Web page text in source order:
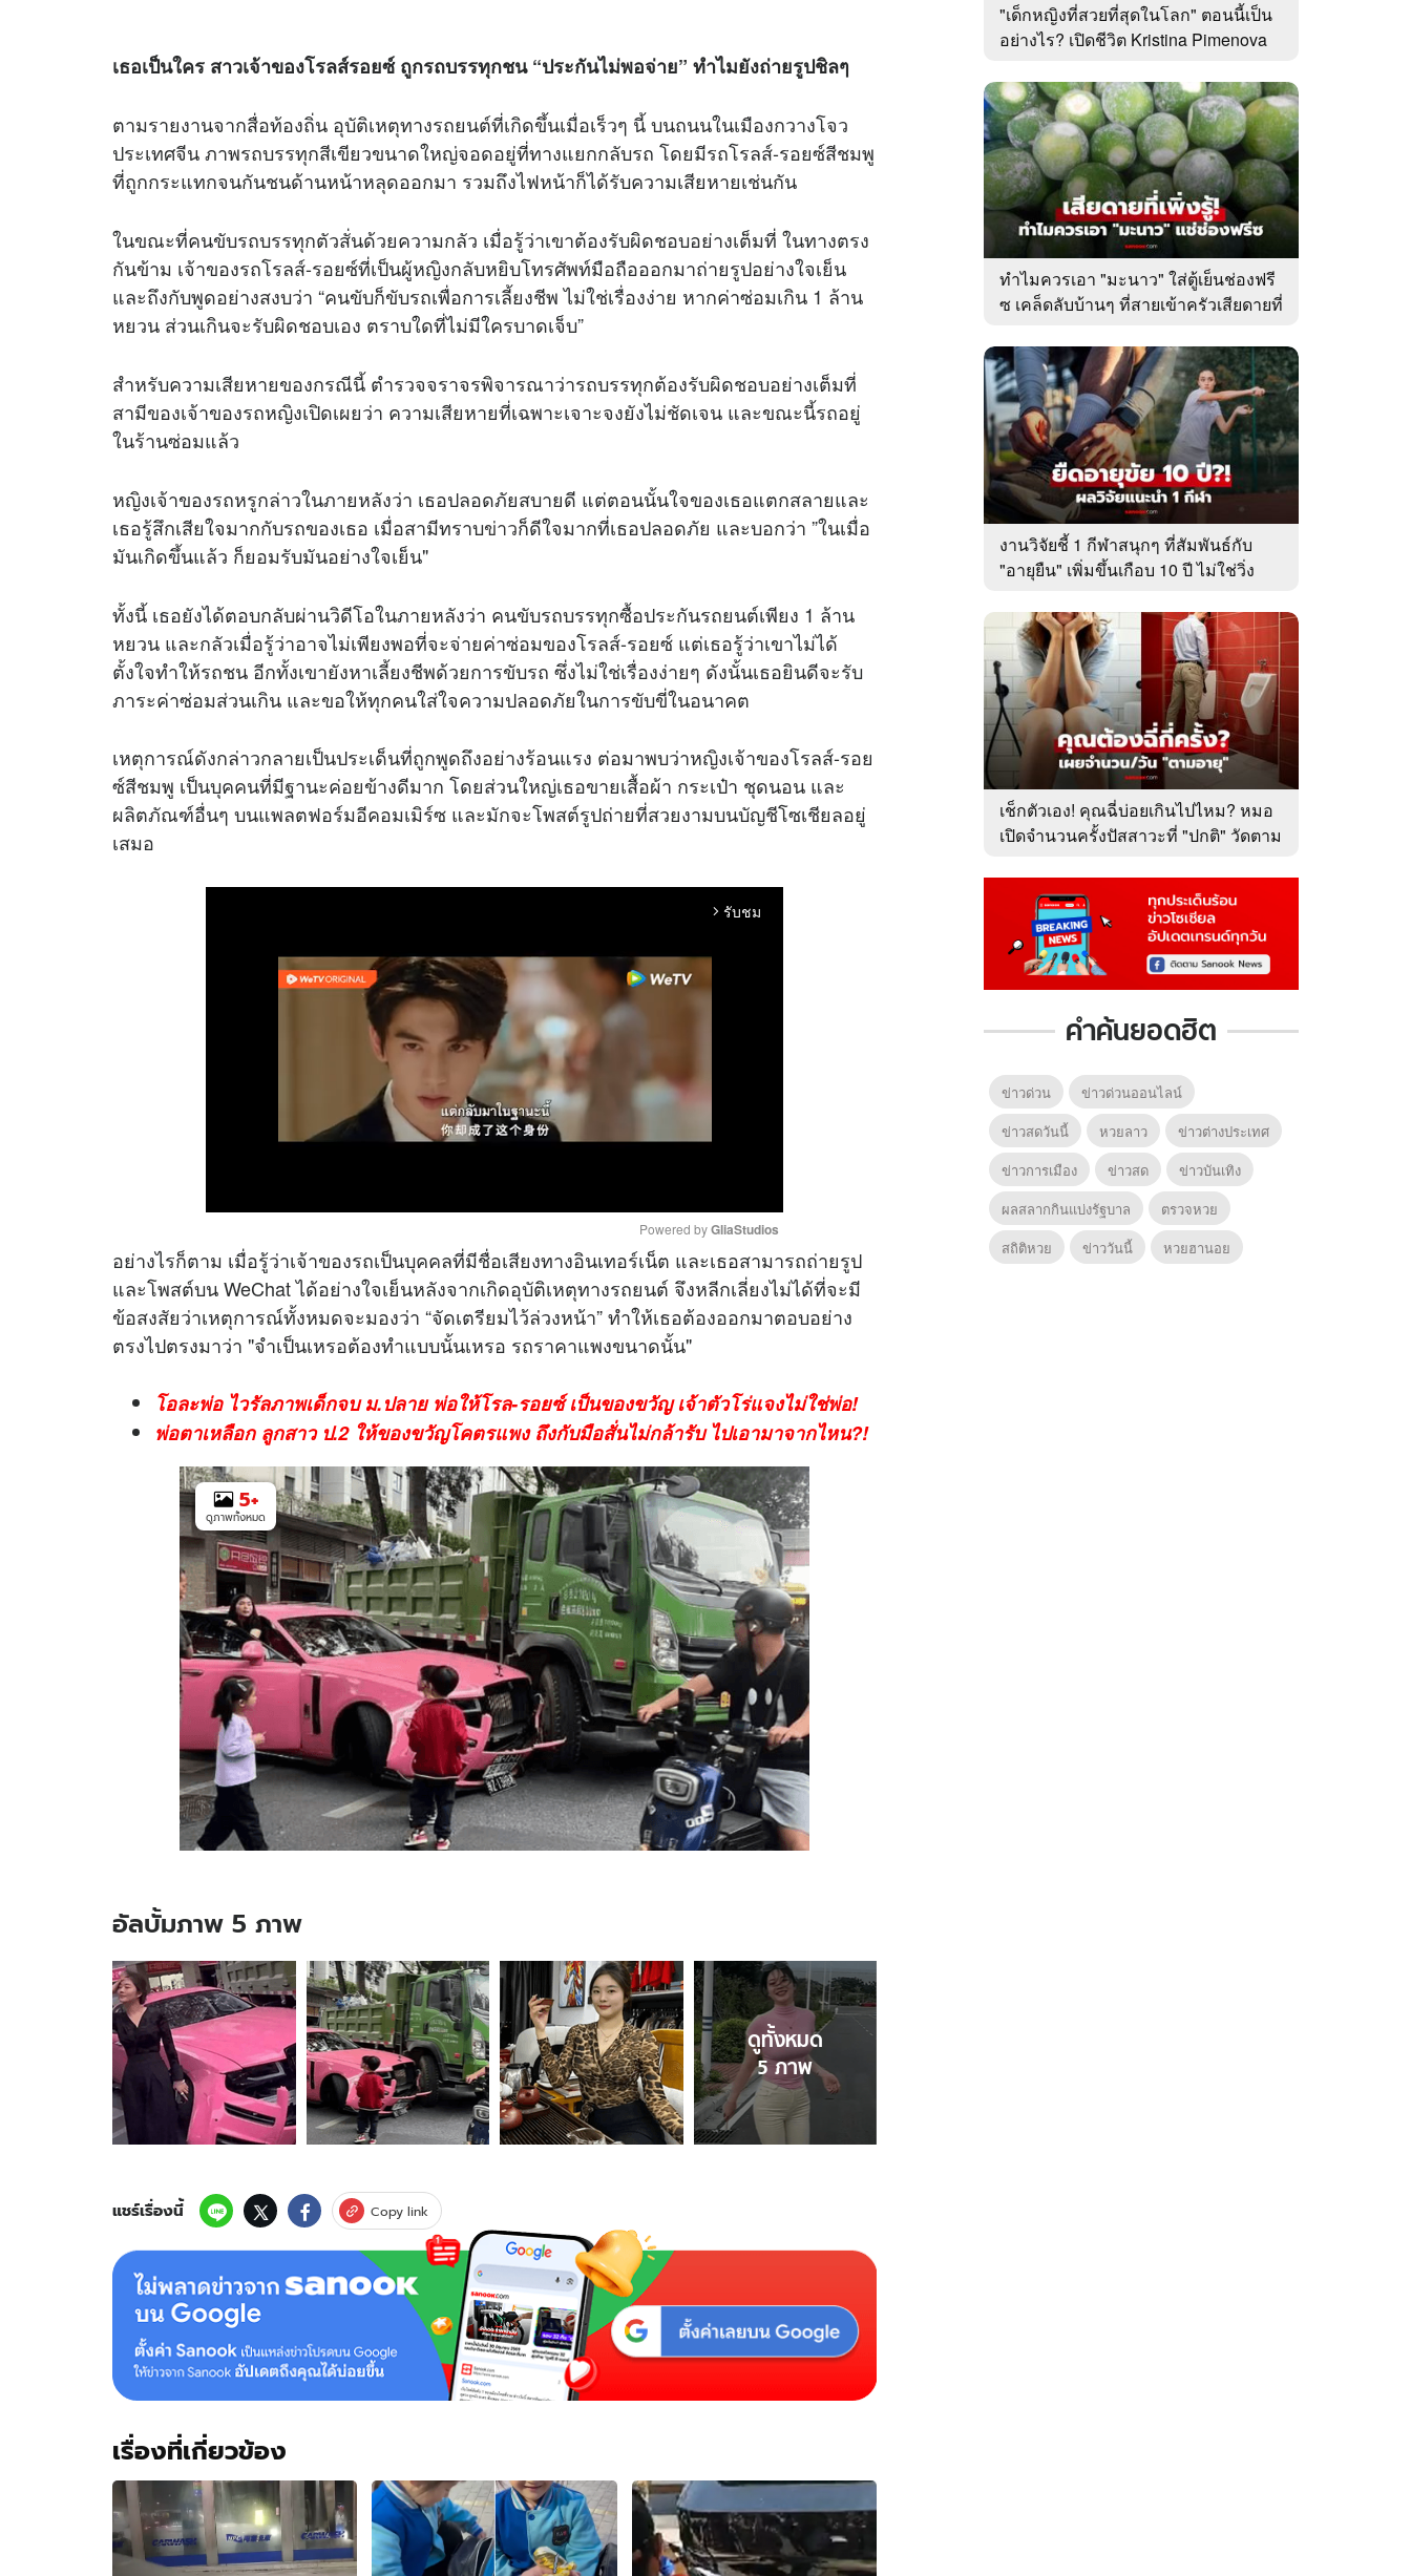
เธอเป็นใคร สาวเจ้าของโรลส์รอยซ์ ถูกรถบรรทุกชน “ประกันไม่พอจ่าย” ทำไมยังถ่ายรูปชิลๆ
ตามรายงานจากสื่อท้องถิ่น อุบัติเหตุทางรถยนต์ที่เกิดขึ้นเมื่อเร็วๆ นี้ บนถนนในเมืองกวางโจว
ประเทศจีน ภาพรถบรรทุกสีเขียวขนาดใหญ่จอดอยู่ที่ทางแยกกลับรถ โดยมีรถโรลส์-รอยซ์สีชมพู
ที่ถูกกระแทกจนกันชนด้านหน้าหลุดออกมา รวมถึงไฟหน้าก็ได้รับความเสียหายเช่นกัน
ในขณะที่คนขับรถบรรทุกตัวสั่นด้วยความกลัว เมื่อรู้ว่าเขาต้องรับผิดชอบอย่างเต็มที่ ในทางตรง
กันข้าม เจ้าของรถโรลส์-รอยซ์ที่เป็นผู้หญิงกลับหยิบโทรศัพท์มือถือออกมาถ่ายรูปอย่างใจเย็น
และถึงกับพูดอย่างสงบว่า “คนขับก็ขับรถเพื่อการเลี้ยงชีพ ไม่ใช่เรื่องง่าย หากค่าซ่อมเกิน 1 ล้าน
หยวน ส่วนเกินจะรับผิดชอบเอง ตราบใดที่ไม่มีใครบาดเจ็บ”
สำหรับความเสียหายของกรณีนี้ ตำรวจจราจรพิจารณาว่ารถบรรทุกต้องรับผิดชอบอย่างเต็มที่
สามีของเจ้าของรถหญิงเปิดเผยว่า ความเสียหายที่เฉพาะเจาะจงยังไม่ชัดเจน และขณะนี้รถอยู่
ในร้านซ่อมแล้ว
หญิงเจ้าของรถหรูกล่าวในภายหลังว่า เธอปลอดภัยสบายดี แต่ตอนนั้นใจของเธอแตกสลายและ
เธอรู้สึกเสียใจมากกับรถของเธอ เมื่อสามีทราบข่าวก็ดีใจมากที่เธอปลอดภัย และบอกว่า ”ในเมื่อ
มันเกิดขึ้นแล้ว ก็ยอมรับมันอย่างใจเย็น"
ทั้งนี้ เธอยังได้ตอบกลับผ่านวิดีโอในภายหลังว่า คนขับรถบรรทุกซื้อประกันรถยนต์เพียง 1 ล้าน
หยวน และกลัวเมื่อรู้ว่าอาจไม่เพียงพอที่จะจ่ายค่าซ่อมของโรลส์-รอยซ์ แต่เธอรู้ว่าเขาไม่ได้
ตั้งใจทำให้รถชน อีกทั้งเขายังหาเลี้ยงชีพด้วยการขับรถ ซึ่งไม่ใช่เรื่องง่ายๆ ดังนั้นเธอยินดีจะรับ
ภาระค่าซ่อมส่วนเกิน และขอให้ทุกคนใส่ใจความปลอดภัยในการขับขี่ในอนาคต
เหตุการณ์ดังกล่าวกลายเป็นประเด็นที่ถูกพูดถึงอย่างร้อนแรง ต่อมาพบว่าหญิงเจ้าของโรลส์-รอย
ซ์สีชมพู เป็นบุคคนที่มีฐานะค่อยข้างดีมาก โดยส่วนใหญ่เธอขายเสื้อผ้า กระเป๋า ชุดนอน และ
ผลิตภัณฑ์อื่นๆ บนแพลตฟอร์มอีคอมเมิร์ซ และมักจะโพสต์รูปถ่ายที่สวยงามบนบัญชีโซเชียลอยู่
เสมอ
arrow_forward_ios รับชม
M
u
t
Powered by GliaStudios
อย่างไรก็ตาม เมื่อรู้ว่าเจ้าของรถเป็นบุคคลที่มีชื่อเสียงทางอินเทอร์เน็ต และเธอสามารถถ่ายรูป
และโพสต์บน WeChat ได้อย่างใจเย็นหลังจากเกิดอุบัติเหตุทางรถยนต์ จึงหลีกเลี่ยงไม่ได้ที่จะมี
ข้อสงสัยว่าเหตุการณ์ทั้งหมดจะมองว่า “จัดเตรียมไว้ล่วงหน้า” ทำให้เธอต้องออกมาตอบอย่าง
ตรงไปตรงมาว่า "จำเป็นเหรอต้องทำแบบนั้นเหรอ รถราคาแพงขนาดนั้น"
โอละพ่อ ไวรัลภาพเด็กจบ ม.ปลาย พ่อให้โรล-รอยซ์ เป็นของขวัญ เจ้าตัวโร่แจงไม่ใช่พ่อ!
พ่อตาเหลือก ลูกสาว ป.2 ให้ของขวัญโคตรแพง ถึงกับมือสั่นไม่กล้ารับ ไปเอามาจากไหน?!
5+
ดูภาพทั้งหมด
อัลบั้มภาพ 5 ภาพ
อัลบั้ม
ภาพ
5
ภาพ
ของ
เปิด
ตัว
ตน
สาว
โรล
รอย
ซ์
บรรทุก
“ประกัน
ไม่
จ่าย”
แต่
บอก
สบาย
ดี!
ดูทั้งหมด
5ภาพ
แชร์เรื่องนี้ Copy link
เรื่องที่เกี่ยวข้อง
"เด็กหญิงที่สวยที่สุดในโลก" ตอนนี้เป็น
อย่างไร? เปิดชีวิต Kristina Pimenova
ทำไมควรเอา "มะนาว" ใส่ตู้เย็นช่องฟรี
ซ เคล็ดลับบ้านๆ ที่สายเข้าครัวเสียดายที่
งานวิจัยชี้ 1 กีฬาสนุกๆ ที่สัมพันธ์กับ
"อายุยืน" เพิ่มขึ้นเกือบ 10 ปี ไม่ใช่วิ่ง
เช็กตัวเอง! คุณฉี่บ่อยเกินไปไหม? หมอ
เปิดจำนวนครั้งปัสสาวะที่ "ปกติ" วัดตาม
คำค้นยอดฮิต
ข่าวด่วน
ข่าวด่วนออนไลน์
ข่าวสดวันนี้
หวยลาว
ข่าวต่างประเทศ
ข่าวการเมือง
ข่าวสด
ข่าวบันเทิง
ผลสลากกินแบ่งรัฐบาล
ตรวจหวย
สถิติหวย
ข่าววันนี้ หวยฮานอย